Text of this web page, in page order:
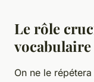
Le rôle
vocabulaire
On ne le